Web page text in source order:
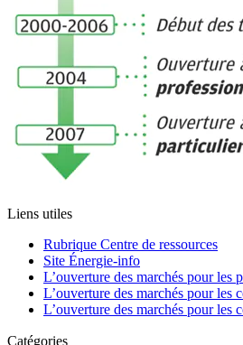
Liens utiles
Rubrique Centre de ressources
Site Énergie-info
L’ouverture des marchés pour les
L’ouverture des marchés pour les
L’ouverture des marchés pour les
Catégories